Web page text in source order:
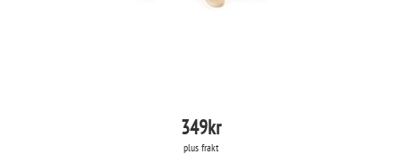
349kr
plus frakt